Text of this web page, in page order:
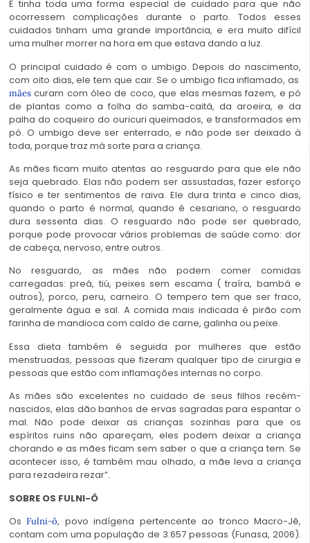
E tinha toda uma forma especial de cuidado para que não
ocorressem complicações durante o parto. Todos esses
cuidados tinham uma grande importância, e era muito difícil
uma mulher morrer na hora em que estava dando a luz.
O principal cuidado é com o umbigo. Depois do nascimento,
com oito dias, ele tem que cair. Se o umbigo fica inflamado, as
mães curam com óleo de coco, que elas mesmas fazem, e pó
de plantas como a folha do samba-caitá, da aroeira, e da
palha do coqueiro do ouricuri queimados, e transformados em
pó. O umbigo deve ser enterrado, e não pode ser deixado à
toda, porque traz má sorte para a criança.
As mães ficam muito atentas ao resguardo para que ele não
seja quebrado. Elas não podem ser assustadas, fazer esforço
físico e ter sentimentos de raiva. Ele dura trinta e cinco dias,
quando o parto é normal, quando é cesariano, o resguardo
dura sessenta dias. O resguardo não pode ser quebrado,
porque pode provocar vários problemas de saúde como: dor
de cabeça, nervoso, entre outros.
No resguardo, as mães não podem comer comidas
carregadas: preá, tiú, peixes sem escama ( traíra, bambá e
outros), porco, peru, carneiro. O tempero tem que ser fraco,
geralmente água e sal. A comida mais indicada é pirão com
farinha de mandioca com caldo de carne, galinha ou peixe.
Essa dieta também é seguida por mulheres que estão
menstruadas, pessoas que fizeram qualquer tipo de cirurgia e
pessoas que estão com inflamações internas no corpo.
As mães são excelentes no cuidado de seus filhos recém-
nascidos, elas dão banhos de ervas sagradas para espantar o
mal. Não pode deixar as crianças sozinhas para que os
espíritos ruins não apareçam, eles podem deixar a criança
chorando e as mães ficam sem saber o que a criança tem. Se
acontecer isso, é também mau olhado, a mãe leva a criança
para rezadeira rezar”.
SOBRE OS FULNI-Ô
OsFulni-ô, povo indígena pertencente ao tronco Macro-Jê,
contam com uma população de 3.657 pessoas (Funasa, 2006).